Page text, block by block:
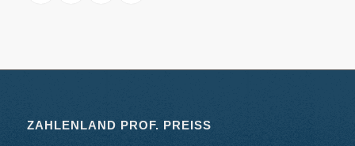
ZAHLENLAND PROF. PREISS